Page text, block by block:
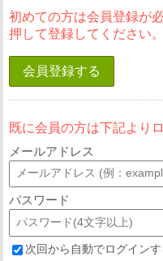
初めての方は会員登録が
押して登録してください。
会員登録する
既に会員の方は下記より
メールアドレス
パスワード
次回から自動でログインす